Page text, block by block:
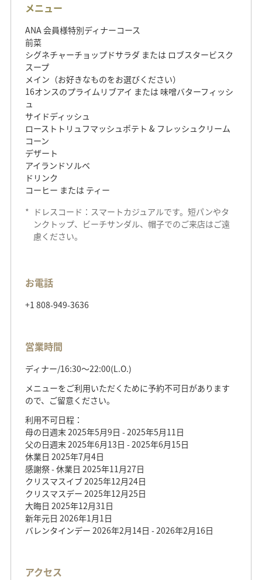
メニュー
ANA 会員様特別ディナーコース
前菜
シグネチャーチョップドサラダ または ロブスタービスク
スープ
メイン（お好きなものをお選びください）
16オンスのプライムリブアイ または 味噌バターフィッシ
ュ
サイドディッシュ
ローストトリュフマッシュポテト & フレッシュクリーム
コーン
デザート
アイランドソルベ
ドリンク
コーヒー または ティー
* ドレスコード：スマートカジュアルです。短パンやタ
ンクトップ、ビーチサンダル、帽子でのご来店はご遠
慮ください。
お電話
+1 808-949-3636
営業時間
ディナー/16:30～22:00(L.O.)
メニューをご利用いただくために予約不可日があります
ので、ご留意ください。
利用不可日程：
母の日週末 2025年5月9日 - 2025年5月11日
父の日週末 2025年6月13日 - 2025年6月15日
休業日 2025年7月4日
感謝祭 - 休業日 2025年11月27日
クリスマスイブ 2025年12月24日
クリスマスデー 2025年12月25日
大晦日 2025年12月31日
新年元日 2026年1月1日
バレンタインデー 2026年2月14日 - 2026年2月16日
アクセス